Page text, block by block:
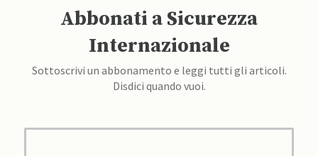
Abbonati a Sicurezza
Internazionale
Sottoscrivi un abbonamento e leggi tutti gli articoli.
Disdici quando vuoi.